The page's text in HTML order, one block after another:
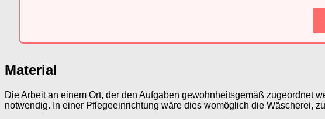
Material
Die Arbeit an einem Ort, der den Aufgaben gewohnheitsgemäß zugeordnet
notwendig. In einer Pflegeeinrichtung wäre dies womöglich die Wäscherei,